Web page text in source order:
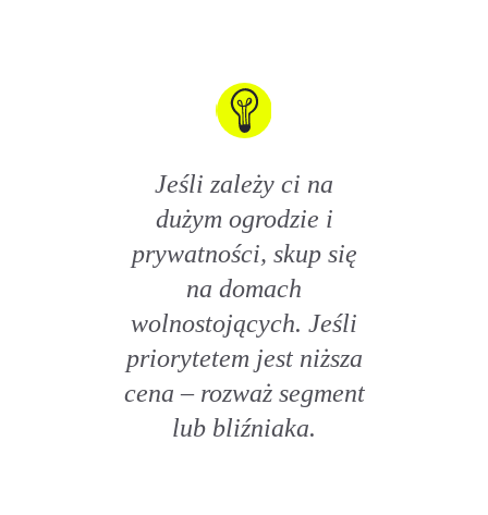
Jeśli zależy ci na
dużym ogrodzie i
prywatności, skup się
na domach
wolnostojących. Jeśli
priorytetem jest niższa
cena – rozważ segment
lub bliźniaka.